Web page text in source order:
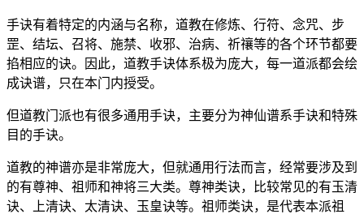
手诀有着特定的内涵与名称，道教在修炼、行符、念咒、步
罡、结坛、召将、施禁、收邪、治病、祈禳等的各个环节都要
掐相应的诀。因此，道教手诀体系极为庞大，每一道派都会绘
成诀谱，只在本门内授受。
但道教门派也有很多通用手诀，主要分为神仙谱系手诀和特殊
目的手诀。
道教的神谱亦是非常庞大，但就通用行法而言，经常要涉及到
的有尊神、祖师和神将三大类。尊神类诀，比较常见的有玉清
诀、上清诀、太清诀、玉皇诀等。祖师类诀，是代表本派祖